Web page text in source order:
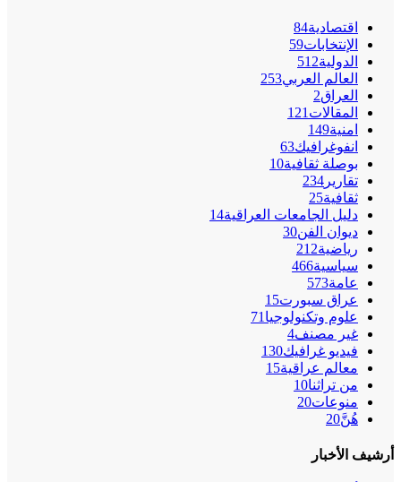
اقتصادية84
الإنتخابات59
الدولية512
العالم العربي253
العراق2
المقالات 121
امنية149
انفوغرافيك63
بوصلة ثقافية10
تقارير 234
ثقافية25
دليل الجامعات العراقية14
ديوان الفن30
رياضية212
سياسية466
عامة573
عراق سبورت15
علوم وتكنولوجيا 71
غير مصنف4
فيديو غرافيك130
معالم عراقية15
من تراثنا10
منوعات20
هُنَّ20
أرشيف الأخبار